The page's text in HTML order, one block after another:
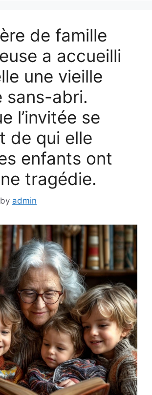
de famille
a accueilli
une vieille
sans-abri.
l’invitée se
de qui elle
enfants ont
tragédie.
by admin